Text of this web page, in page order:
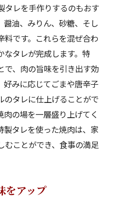
タレを手作りするのもおす
醤油、みりん、砂糖、そし
料です。これらを混ぜ合わ
なタレが完成します。特
で、肉の旨味を引き出す効
好みに応じてごまや唐辛子
のタレに仕上げることがで
の場を一層盛り上げてく
製タレを使った焼肉は、家
むことができ、食事の満足
をアップ